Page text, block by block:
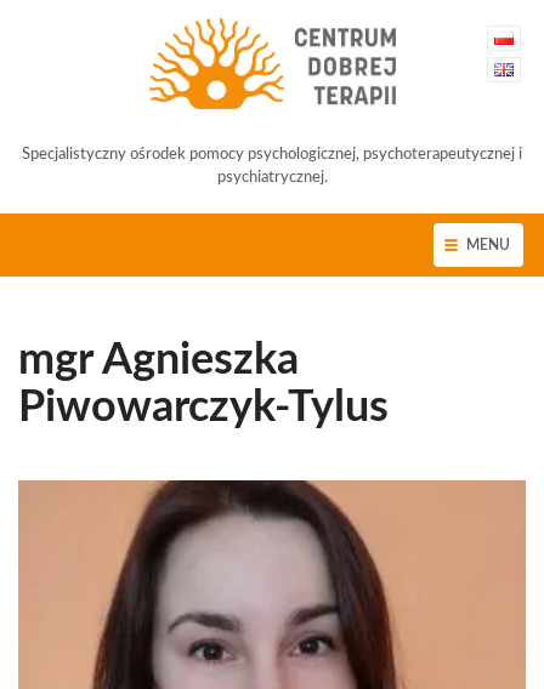
Specjalistyczny ośrodek pomocy psychologicznej, psychoterapeutycznej i
psychiatrycznej.
MENU
mgr Agnieszka
Piwowarczyk-Tylus